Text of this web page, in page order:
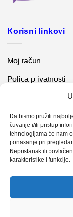
Da bismo pružili
čuvanje i/ili pristup
tehnologijama će nam
ponašanje pri
Nepristanak ili
karakteristike i funkcije.
Korisni linkovi
Moj račun
Polica privatnosti
Kontakt info
Novosti
Sistem mjerenja
Certificirani